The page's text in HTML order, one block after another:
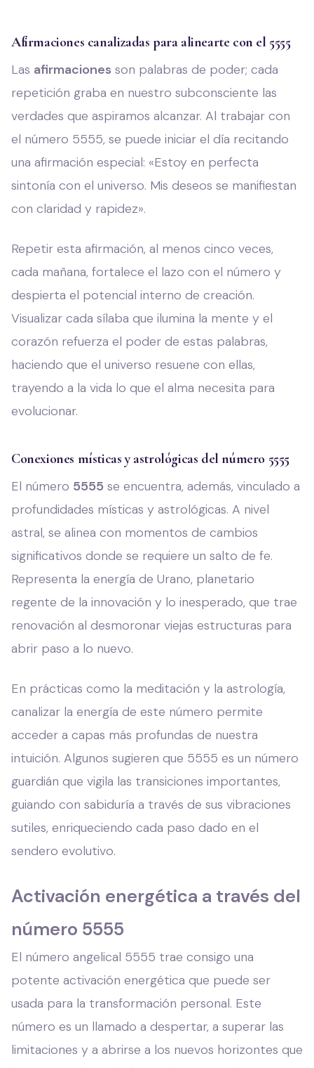
Afirmaciones canalizadas para alinearte con el 5555
Las afirmaciones son palabras de poder; cada
repetición graba en nuestro subconsciente las
verdades que aspiramos alcanzar. Al trabajar con
el número 5555, se puede iniciar el día recitando
una afirmación especial: «Estoy en perfecta
sintonía con el universo. Mis deseos se manifiestan
con claridad y rapidez».
Repetir esta afirmación, al menos cinco veces,
cada mañana, fortalece el lazo con el número y
despierta el potencial interno de creación.
Visualizar cada sílaba que ilumina la mente y el
corazón refuerza el poder de estas palabras,
haciendo que el universo resuene con ellas,
trayendo a la vida lo que el alma necesita para
evolucionar.
Conexiones místicas y astrológicas del número 5555
El número 5555 se encuentra, además, vinculado a
profundidades místicas y astrológicas. A nivel
astral, se alinea con momentos de cambios
significativos donde se requiere un salto de fe.
Representa la energía de Urano, planetario
regente de la innovación y lo inesperado, que trae
renovación al desmoronar viejas estructuras para
abrir paso a lo nuevo.
En prácticas como la meditación y la astrología,
canalizar la energía de este número permite
acceder a capas más profundas de nuestra
intuición. Algunos sugieren que 5555 es un número
guardián que vigila las transiciones importantes,
guiando con sabiduría a través de sus vibraciones
sutiles, enriqueciendo cada paso dado en el
sendero evolutivo.
Activación energética a través del
número 5555
El número angelical 5555 trae consigo una
potente activación energética que puede ser
usada para la transformación personal. Este
número es un llamado a despertar, a superar las
limitaciones y a abrirse a los nuevos horizontes que